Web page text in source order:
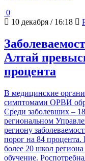
0
10 декабря / 16:18
Алтай
процента
В медицинские
симптомами ОРВИ
Среди заболевших –
региональном
региону
порог на 84 процента.
более 20 школ
обучение.